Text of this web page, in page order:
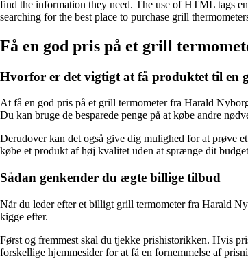
find the information they need. The use of HTML tags
searching for the best place to purchase grill
Få en god pris på et grill
Hvorfor er det vigtigt at få produktet til en
At få en god pris på et grill termometer fra Harald
Du kan bruge de besparede penge på at købe andre
Derudover kan det også give dig mulighed for at prøve
købe et produkt af høj kvalitet uden at sprænge dit
Sådan genkender du ægte billige tilbud
Når du leder efter et billigt grill termometer fra Harald
kigge efter.
Først og fremmest skal du tjekke prishistorikken. Hvis
forskellige hjemmesider for at få en fornemmelse af